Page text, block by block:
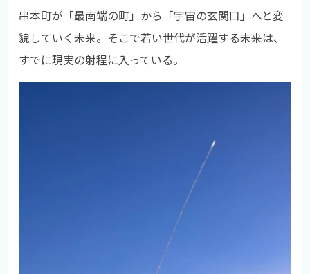
串本町が「最南端の町」から「宇宙の玄関口」へと変
貌していく未来。そこで若い世代が活躍する未来は、
すでに現実の射程に入っている。